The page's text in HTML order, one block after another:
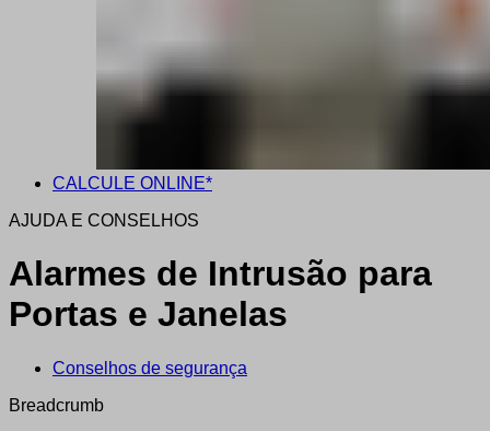
CALCULE ONLINE*
AJUDA E CONSELHOS
Alarmes de Intrusão para
Portas e Janelas
Conselhos de segurança
Breadcrumb